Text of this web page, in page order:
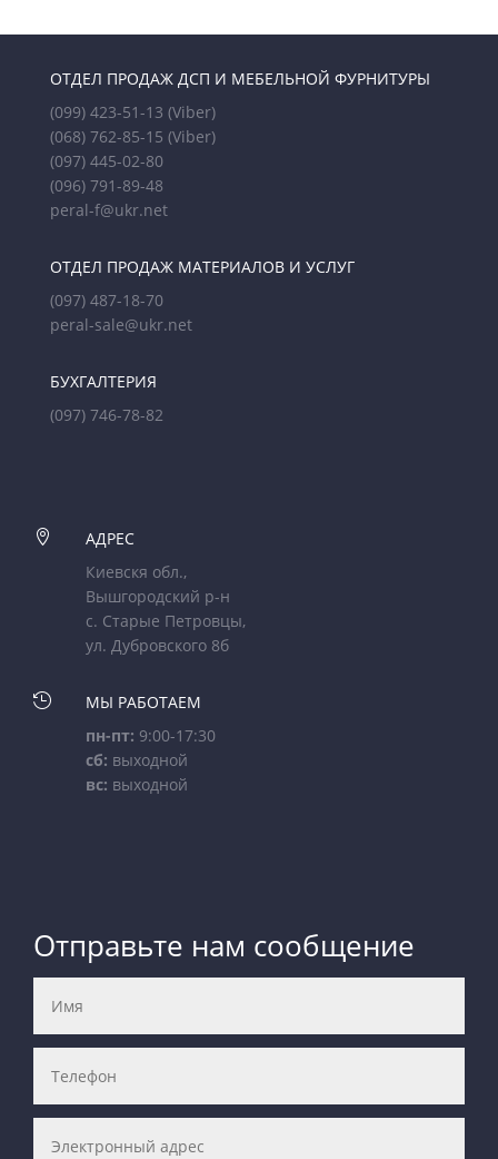
ОТДЕЛ ПРОДАЖ ДСП И МЕБЕЛЬНОЙ ФУРНИТУРЫ
(099) 423-51-13 (Viber)
(068) 762-85-15 (Viber)
(097) 445-02-80
(096) 791-89-48
peral-f@ukr.net
ОТДЕЛ ПРОДАЖ МАТЕРИАЛОВ И УСЛУГ
(097) 487-18-70
peral-sale@ukr.net
БУХГАЛТЕРИЯ
(097) 746-78-82

АДРЕС
Киевскя обл.,
Вышгородский р-н
с. Старые Петровцы,
ул. Дубровского 8б

МЫ РАБОТАЕМ
пн-пт: 9:00-17:30
сб: выходной
вс: выходной
Отправьте нам сообщение